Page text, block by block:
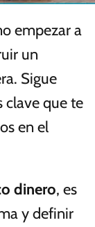
empezar a
un
Sigue
clave que te
en el
dinero, es
y definir